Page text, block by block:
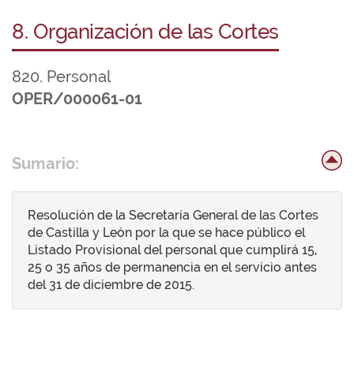
8. Organización de las Cortes
820. Personal
OPER/000061-01
Sumario:
Resolución de la Secretaría General de las Cortes
de Castilla y León por la que se hace público el
Listado Provisional del personal que cumplirá 15,
25 o 35 años de permanencia en el servicio antes
del 31 de diciembre de 2015.